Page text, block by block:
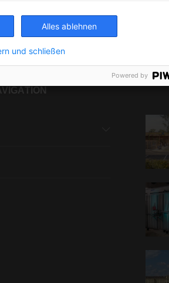
Alles ablehnen
und schließen
Powered by